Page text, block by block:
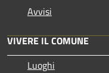
Avvisi
VIVERE IL COMUNE
Luoghi